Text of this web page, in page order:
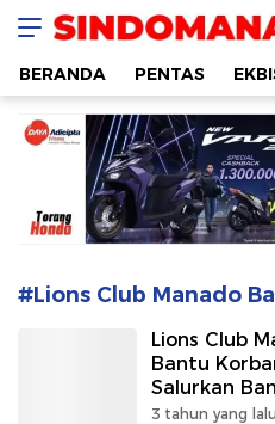
SINDOMANADO
Informatif dan Edukatif
BERANDA PENTAS
#Lions Club Manado
Lions Club
Bantu
Salurkan
Kompor
3 tahun yang lalu